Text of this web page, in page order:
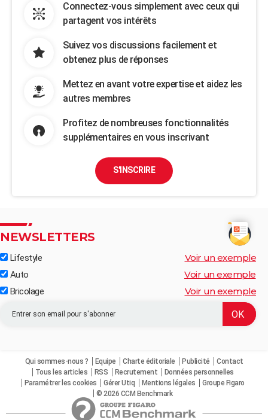
Connectez-vous simplement avec ceux qui
partagent vos intérêts
Suivez vos discussions facilement et
obtenez plus de réponses
Mettez en avant votre expertise et aidez les
autres membres
Profitez de nombreuses fonctionnalités
supplémentaires en vous inscrivant
S'INSCRIRE
NEWSLETTERS
Lifestyle Voir un exemple
Auto Voir un exemple
Bricolage Voir un exemple
Qui sommes-nous ? Equipe Charte éditoriale Publicité
Contact
Tous les articles
RSS Recrutement
Données personnelles
Paramétrer les cookies
Gérer Utiq Mentions légales
Groupe Figaro
© 2026 CCM Benchmark